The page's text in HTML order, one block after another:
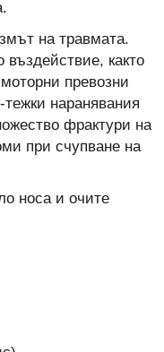
на травмата.
въздействие, както
превозни
наранявания
фрактури на
при счупване на
носа и очите